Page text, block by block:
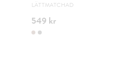
LÄTTMATCHAD
549 kr